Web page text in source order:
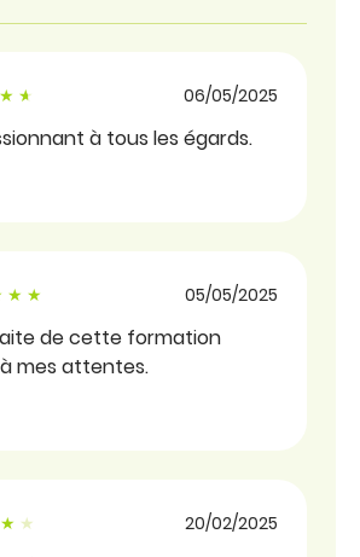
Note sous forme d'étoiles
06/05/2025
à tous les égards.
Note sous forme d'étoiles
05/05/2025
de cette formation
mes attentes.
Note sous forme d'étoiles
20/02/2025